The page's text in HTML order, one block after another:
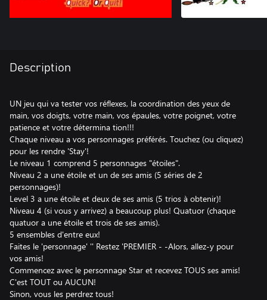
Description
UN jeu qui va tester vos réflexes, la coordination des yeux de
main, vos doigts, votre main, vos épaules, votre poignet, votre
patience et votre détermina tion!!!
Chaque niveau a vos personnages préférés. Touchez (ou cliquez)
pour les rendre 'Stay'!
Le niveau 1 comprend 5 personnages "étoiles".
Niveau 2 a une étoile et un de ses amis (5 séries de 2
personnages)!
Level 3 a une étoile et deux de ses amis (5 trios à obtenir)!
Niveau 4 (si vous y arrivez) a beaucoup plus! Quatuor (chaque
quatuor a une étoile et trois de ses amis).
5 ensembles d'entre eux!
Faites le 'personnage' '' Restez 'PREMIER - -Alors, allez-y pour
vos amis!
Commencez avec le personnage Star et recevez TOUS ses amis!
C'est TOUT ou AUCUN!
Sinon, vous les perdrez tous!